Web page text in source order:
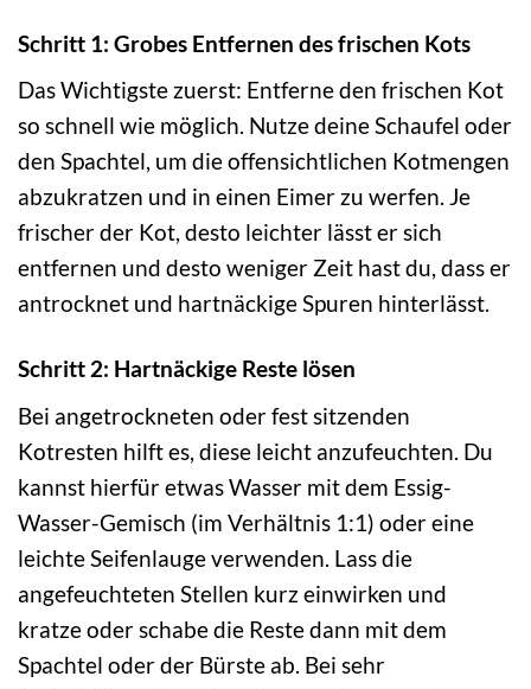
Schritt 1: Grobes Entfernen des frischen Kots
Das Wichtigste zuerst: Entferne den frischen Kot
so schnell wie möglich. Nutze deine Schaufel oder
den Spachtel, um die offensichtlichen Kotmengen
abzukratzen und in einen Eimer zu werfen. Je
frischer der Kot, desto leichter lässt er sich
entfernen und desto weniger Zeit hast du, dass er
antrocknet und hartnäckige Spuren hinterlässt.
Schritt 2: Hartnäckige Reste lösen
Bei angetrockneten oder fest sitzenden
Kotresten hilft es, diese leicht anzufeuchten. Du
kannst hierfür etwas Wasser mit dem Essig-
Wasser-Gemisch (im Verhältnis 1:1) oder eine
leichte Seifenlauge verwenden. Lass die
angefeuchteten Stellen kurz einwirken und
kratze oder schabe die Reste dann mit dem
Spachtel oder der Bürste ab. Bei sehr